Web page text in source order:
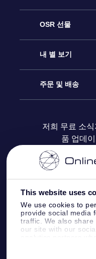
This website uses
We use cookies to
provide social media
traffic. We also
our site with our
information that
고객 서비스
연락처
블로그
OSR 선물
온라인 별 선물
OSR 선물 팩
OSR 상품권
기업 선물
내 별 보기
Star Register
맞춤 별 페이지
One Million Stars
Fly me to the
주문 및 배송
결제 정보
배송 정보
환불 정책
별자리
저희 무료 소
품 업데